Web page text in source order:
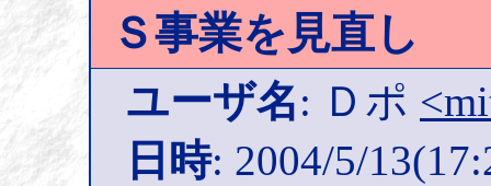
Ｓ事業を見直し
ユーザ名: Ｄポ
日時: 2004/5/